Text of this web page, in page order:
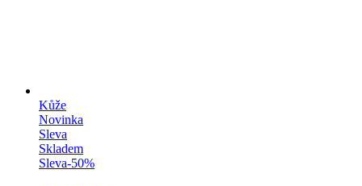
Kůže
Novinka
Sleva
Skladem
Sleva-50%